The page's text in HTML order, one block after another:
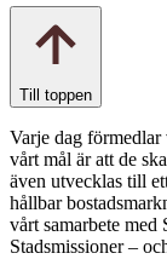
Till toppen
Varje dag förmedlar
vårt mål är att de
även utvecklas till
hållbar
vårt samarbete
Stadsmissioner –